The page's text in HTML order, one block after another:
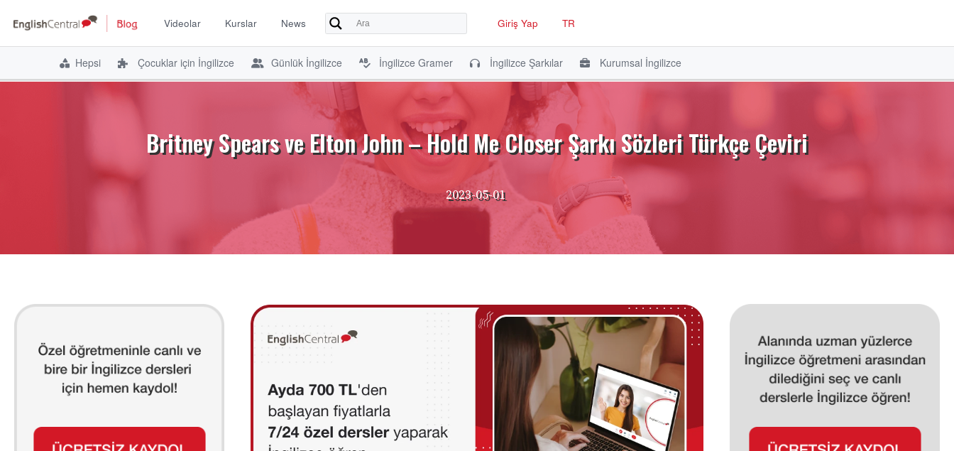
Videolar Kurslar News Giriş Yap TR
Hepsi Çocuklar için İngilizce Günlük İngilizce İngilizce Gramer İngilizce Şarkılar Kurumsal İngilizce
Britney Spears ve Elton John – Hold Me Closer Şarkı Sözleri Türkçe Çeviri
2023-05-01